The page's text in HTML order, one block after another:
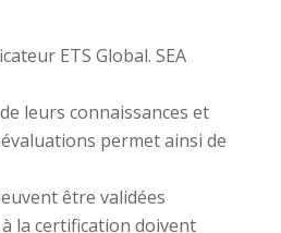
ETS Global. SEA
leurs connaissances et
permet ainsi de
être validées
la certification doivent